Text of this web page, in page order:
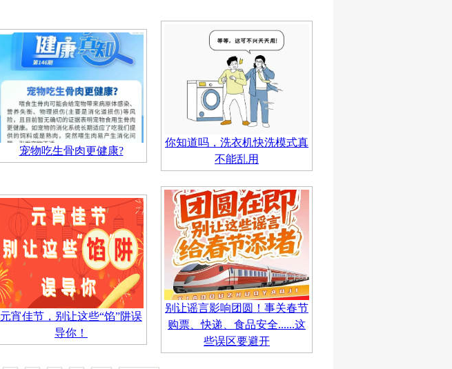
宠物吃生骨肉更健康?
你知道吗，洗衣机快洗模式真
不能乱用
元宵佳节，别让这些“馅”阱误
导你！
别让谣言影响团圆！事关春节
购票、快递、食品安全......这
些误区要避开